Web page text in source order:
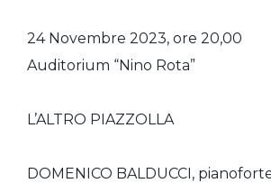
24 Novembre 2023, ore 20,00
Auditorium “Nino Rota”
L’ALTRO PIAZZOLLA
DOMENICO BALDUCCI,